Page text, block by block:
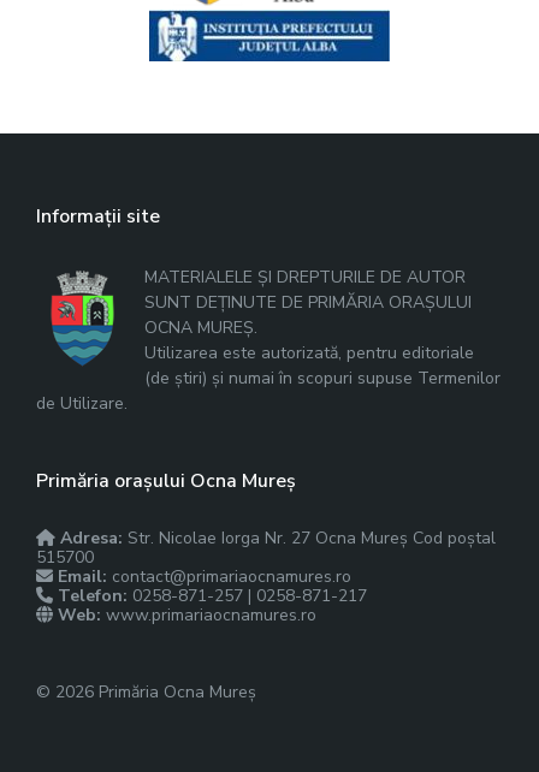
Informații site
MATERIALELE ȘI DREPTURILE DE AUTOR
SUNT DEȚINUTE DE PRIMĂRIA ORAȘULUI
OCNA MUREȘ.
Utilizarea este autorizată, pentru editoriale
(de știri) și numai în scopuri supuse Termenilor
de Utilizare.
Primăria orașului Ocna Mureș
Adresa: Str. Nicolae Iorga Nr. 27 Ocna Mureș Cod poștal
515700
Email: contact@primariaocnamures.ro
Telefon: 0258-871-257 | 0258-871-217
Web: www.primariaocnamures.ro
© 2026 Primăria Ocna Mureș